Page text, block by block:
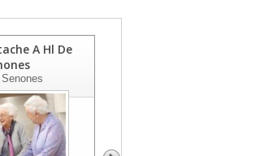
A Hl De
Senones